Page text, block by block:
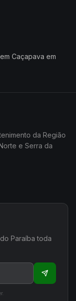
Caçapava em
da Região
e Serra da
Paraíba toda